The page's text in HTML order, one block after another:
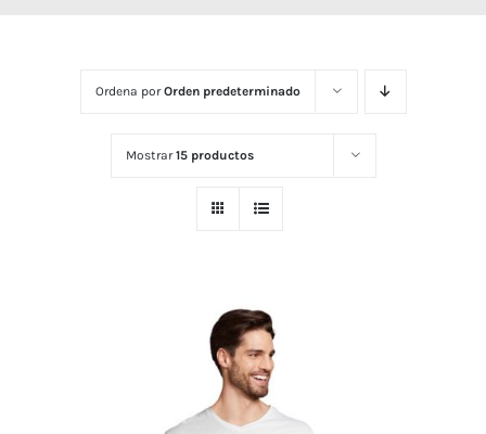
DEPORTES Y OCIO
HERRAMIENTAS
Ordena porOrden predeterminado
Mostrar15 productos